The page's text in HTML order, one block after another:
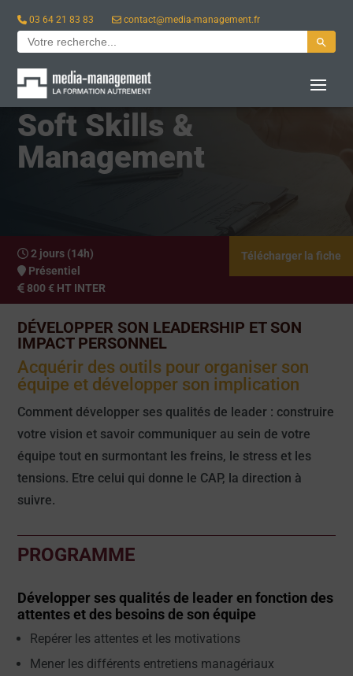
03 64 21 83 83 contact@media-management.fr
Search
for:
Search Button
Soft Skills &
Management
2 jours (14h)
Présentiel
800 € HT INTER
Télécharger la fiche
DÉVELOPPER SON LEADERSHIP ET SON
IMPACT PERSONNEL
Acquérir des outils pour organiser son
équipe et développer son implication
Comment développer ses qualités de leader : construire
votre vision et savoir communiquer au sein de votre
équipe tout en surmontant les freins, le stress et les
tensions. Etre celui qui donne le CAP, la direction à
suivre.
PROGRAMME
Développer ses qualités de leader en fonction des
attentes et des besoins de son équipe
Repérer les attentes et les motivations
Mener les différents entretiens managériaux